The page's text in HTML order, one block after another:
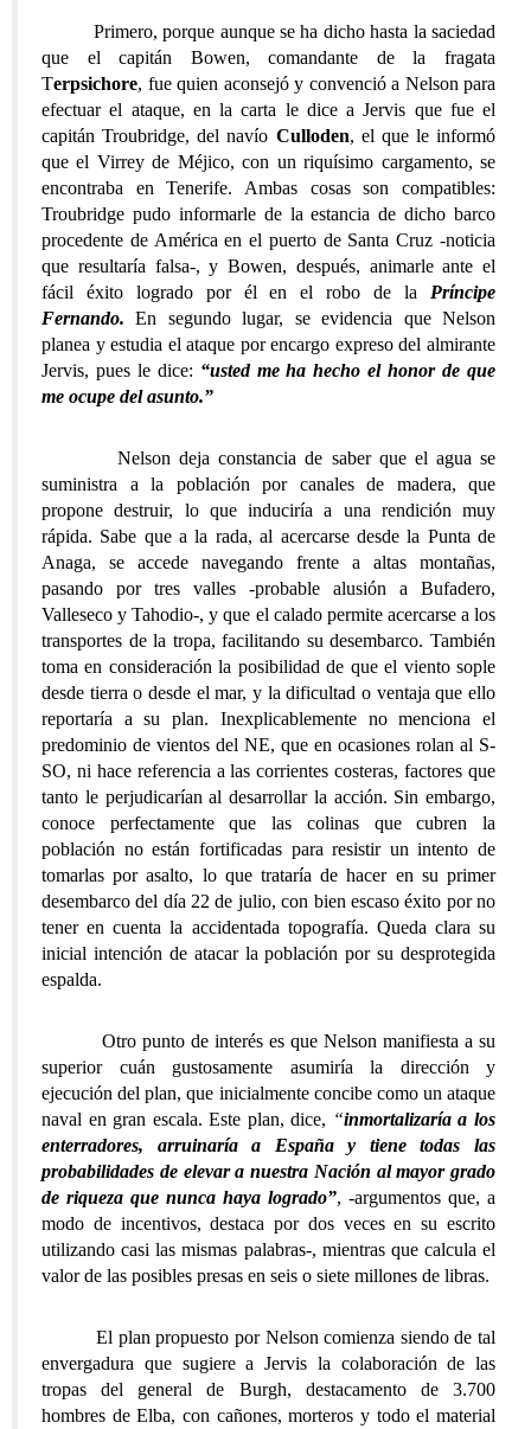
Primero, porque aunque se ha dicho hasta la saciedad
que el capitán Bowen, comandante de la fragata
Terpsichore, fue quien aconsejó y convenció a Nelson para
efectuar el ataque, en la carta le dice a Jervis que fue el
capitán Troubridge, del navío Culloden, el que le informó
que el Virrey de Méjico, con un riquísimo cargamento, se
encontraba en Tenerife. Ambas cosas son compatibles:
Troubridge pudo informarle de la estancia de dicho barco
procedente de América en el puerto de Santa Cruz -noticia
que resultaría falsa-, y Bowen, después, animarle ante el
fácil éxito logrado por él en el robo de la Príncipe
Fernando. En segundo lugar, se evidencia que Nelson
planea y estudia el ataque por encargo expreso del almirante
Jervis, pues le dice: “usted me ha hecho el honor de que
me ocupe del asunto.”
Nelson deja constancia de saber que el agua se
suministra a la población por canales de madera, que
propone destruir, lo que induciría a una rendición muy
rápida. Sabe que a la rada, al acercarse desde la Punta de
Anaga, se accede navegando frente a altas montañas,
pasando por tres valles -probable alusión a Bufadero,
Valleseco y Tahodio-, y que el calado permite acercarse a los
transportes de la tropa, facilitando su desembarco. También
toma en consideración la posibilidad de que el viento sople
desde tierra o desde el mar, y la dificultad o ventaja que ello
reportaría a su plan. Inexplicablemente no menciona el
predominio de vientos del NE, que en ocasiones rolan al S-
SO, ni hace referencia a las corrientes costeras, factores que
tanto le perjudicarían al desarrollar la acción. Sin embargo,
conoce perfectamente que las colinas que cubren la
población no están fortificadas para resistir un intento de
tomarlas por asalto, lo que trataría de hacer en su primer
desembarco del día 22 de julio, con bien escaso éxito por no
tener en cuenta la accidentada topografía. Queda clara su
inicial intención de atacar la población por su desprotegida
espalda.
Otro punto de interés es que Nelson manifiesta a su
superior cuán gustosamente asumiría la dirección y
ejecución del plan, que inicialmente concibe como un ataque
naval en gran escala. Este plan, dice, “inmortalizaría a los
enterradores, arruinaría a España y tiene todas las
probabilidades de elevar a nuestra Nación al mayor grado
de riqueza que nunca haya logrado”, -argumentos que, a
modo de incentivos, destaca por dos veces en su escrito
utilizando casi las mismas palabras-, mientras que calcula el
valor de las posibles presas en seis o siete millones de libras.
El plan propuesto por Nelson comienza siendo de tal
envergadura que sugiere a Jervis la colaboración de las
tropas del general de Burgh, destacamento de 3.700
hombres de Elba, con cañones, morteros y todo el material